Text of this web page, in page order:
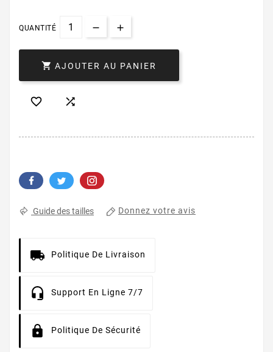
QUANTITÉ
 AJOUTER AU PANIER
 
Guide des tailles Donnez votre avis
Politique De Livraison
Support En Ligne 7/7
Politique De Sécurité